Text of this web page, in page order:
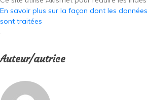
En savoir plus sur la façon dont les
sont traitées
.
Auteur/autrice